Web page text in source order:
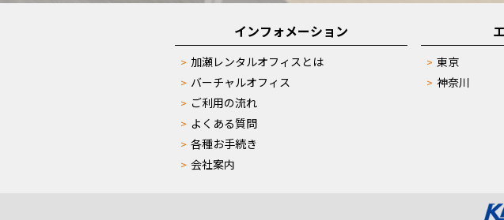
インフォメーション
加瀬レンタルオフィスとは
バーチャルオフィス
ご利用の流れ
よくある質問
各種お手続き
会社案内
東京
神奈川